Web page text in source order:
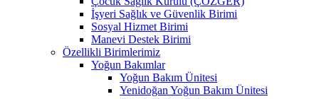
İşyeri Sağlık ve Güvenlik Birimi
Sosyal Hizmet Birimi
Manevi Destek Birimi
Özellikli Birimlerimiz
Yoğun Bakımlar
Yoğun Bakım Ünitesi
Yenidoğan Yoğun Bakım Ünitesi